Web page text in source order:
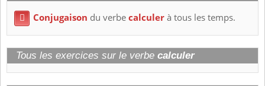
 Conjugaison du verbecalculerà tous les temps.
Tous les exercices sur le verbe calculer